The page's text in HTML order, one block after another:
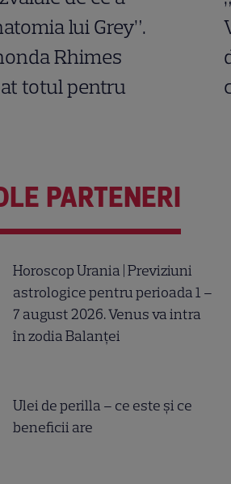
lui Grey”.
Rhimes
totul pentru
PARTENERI
Horoscop Urania | Previziuni
astrologice pentru perioada 1 –
7 august 2026. Venus va intra
în zodia Balanței
Ulei de perilla – ce este și ce
beneficii are